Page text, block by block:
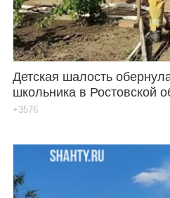
Инфо
Карты
Детская шалость
школьника в Ростовской
+3576